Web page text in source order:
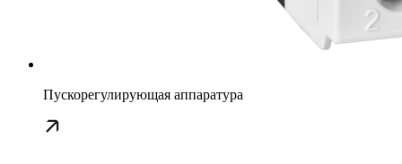
Пускорегулирующая аппаратура